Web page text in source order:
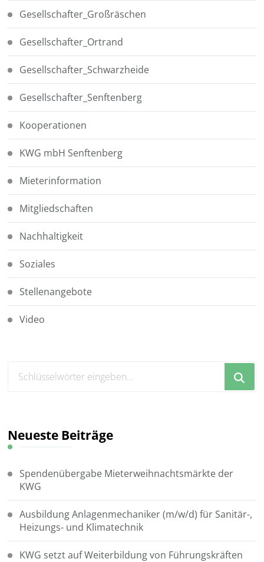
Gesellschafter_Großräschen
Gesellschafter_Ortrand
Gesellschafter_Schwarzheide
Gesellschafter_Senftenberg
Kooperationen
KWG mbH Senftenberg
Mieterinformation
Mitgliedschaften
Nachhaltigkeit
Soziales
Stellenangebote
Video
Neueste Beiträge
Spendenübergabe Mieterweihnachtsmärkte der
KWG
Ausbildung Anlagenmechaniker (m/w/d) für Sanitär-,
Heizungs- und Klimatechnik
KWG setzt auf Weiterbildung von Führungskräften